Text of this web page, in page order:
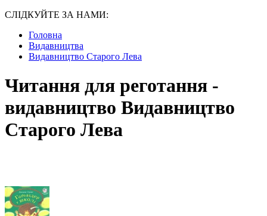
СЛІДКУЙТЕ ЗА НАМИ:
Головна
Видавництва
Видавництво Старого Лева
Читання для реготання -
видавництво Видавництво
Старого Лева